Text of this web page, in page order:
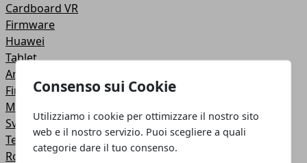
Consenso sui Cookie
Utilizziamo i cookie per ottimizzare il nostro sito
web e il nostro servizio. Puoi scegliere a quali
categorie dare il tuo consenso.
Cardboard VR
Firmware
Huawei
Tablet
Android
Finanza
Motorola - Telefoni
Sviluppo
Tethering
Rom